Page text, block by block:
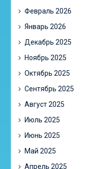
Февраль 2026
Январь 2026
Декабрь 2025
Ноябрь 2025
Октябрь 2025
Сентябрь 2025
Август 2025
Июль 2025
Июнь 2025
Май 2025
Апрель 2025